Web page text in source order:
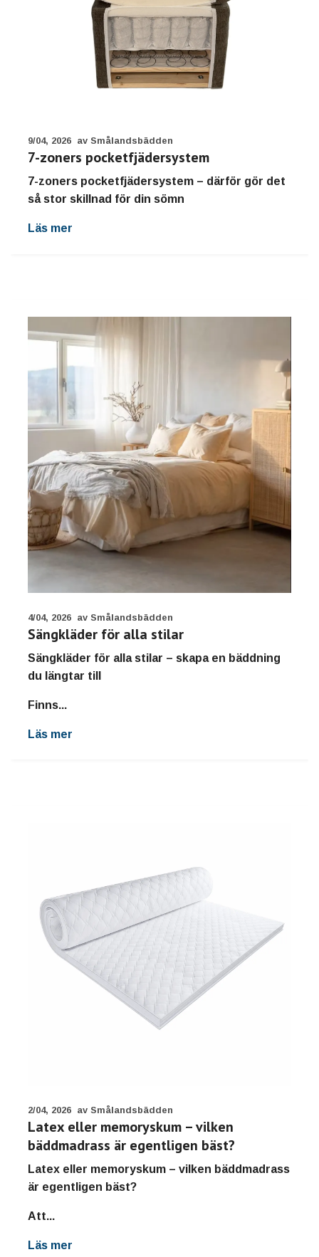
9/04, 2026 av Smålandsbädden
7-zoners pocketfjädersystem
7-zoners pocketfjädersystem – därför gör det
så stor skillnad för din sömn
Läs mer
4/04, 2026 av Smålandsbädden
Sängkläder för alla stilar
Sängkläder för alla stilar – skapa en bäddning
du längtar till
Finns...
Läs mer
2/04, 2026 av Smålandsbädden
Latex eller memoryskum – vilken
bäddmadrass är egentligen bäst?
Latex eller memoryskum – vilken bäddmadrass
är egentligen bäst?
Att...
Läs mer